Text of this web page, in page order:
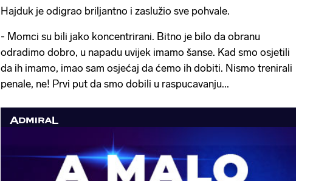
Hajduk je odigrao briljantno i zaslužio sve pohvale.
- Momci su bili jako koncentrirani. Bitno je bilo da obranu
odradimo dobro, u napadu uvijek imamo šanse. Kad smo osjetili
da ih imamo, imao sam osjećaj da ćemo ih dobiti. Nismo trenirali
penale, ne! Prvi put da smo dobili u raspucavanju...